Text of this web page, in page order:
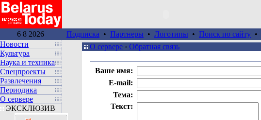
6 8 2026 Подписка • Партнеры • Логотипы • Поиск по сайту •
Новости
Культура
Наука и техника
Спецпроекты
Развлечения
Периодика
О сервере
ЭКСКЛЮЗИВ
О сервере › Обратная связь
Ваше имя:
E-mail:
Тема:
Текст: